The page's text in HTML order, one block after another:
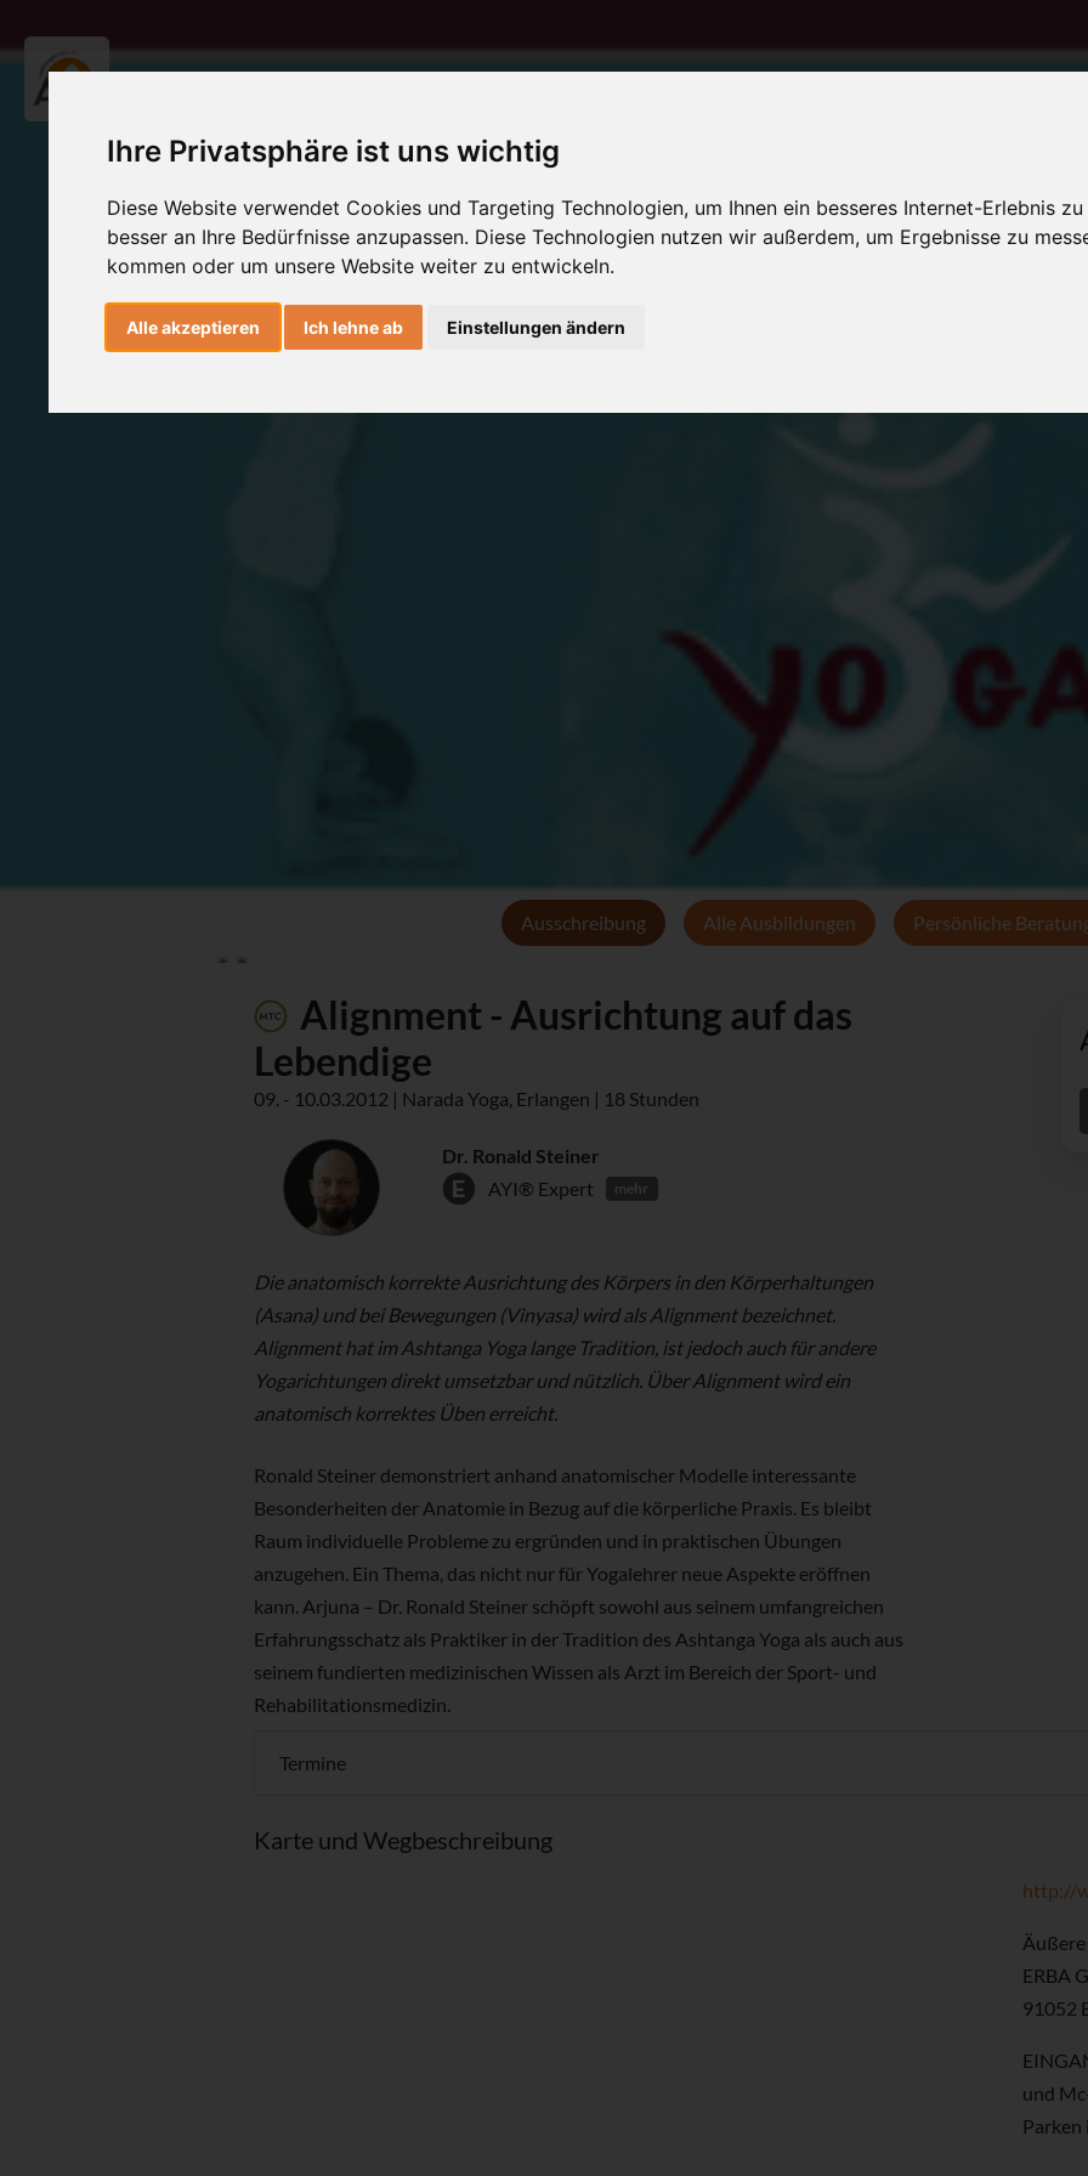
Ihre Privatsphäre ist uns wichtig
Diese Website verwendet Cookies und Targeting Technologien, um Ihnen ein besseres Internet-Erlebnis
besser an Ihre Bedürfnisse anzupassen. Diese Technologien nutzen wir außerdem, um Ergebnisse zu
kommen oder um unsere Website weiter zu entwickeln.
Alle akzeptieren Ich lehne ab Einstellungen ändern
Ausschreibung Alle Ausbildungen Persönliche
Alignment - Ausrichtung auf das
Lebendige
09. - 10.03.2012 | Narada Yoga, Erlangen | 18 Stunden
Dr. Ronald Steiner
AYI® Expert
mehr
Die anatomisch korrekte Ausrichtung des Körpers in den Körperhaltungen
(Asana) und bei Bewegungen (Vinyasa) wird als Alignment bezeichnet.
Alignment hat im Ashtanga Yoga lange Tradition, ist jedoch auch für andere
Yogarichtungen direkt umsetzbar und nützlich. Über Alignment wird ein
anatomisch korrektes Üben erreicht.
Ronald Steiner demonstriert anhand anatomischer Modelle interessante
Besonderheiten der Anatomie in Bezug auf die körperliche Praxis. Es bleibt
Raum individuelle Probleme zu ergründen und in praktischen Übungen
anzugehen. Ein Thema, das nicht nur für Yogalehrer neue Aspekte eröffnen
kann. Arjuna – Dr. Ronald Steiner schöpft sowohl aus seinem umfangreichen
Erfahrungsschatz als Praktiker in der Tradition des Ashtanga Yoga als auch aus
seinem fundierten medizinischen Wissen als Arzt im Bereich der Sport- und
Rehabilitationsmedizin.
Termine
Karte und Wegbeschreibung
http://
Äußere
ERBA
91052
und
Parken